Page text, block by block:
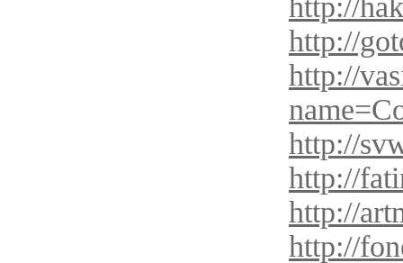
http://
http://
http://
http://
http://
http://
http://